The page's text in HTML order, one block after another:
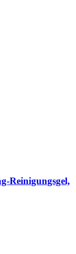
​Reinigungsgel,